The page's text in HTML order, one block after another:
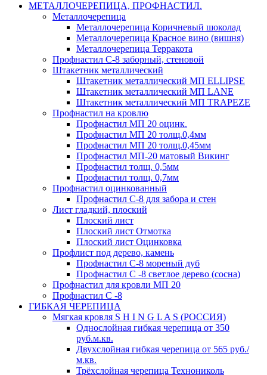
МЕТАЛЛОЧЕРЕПИЦА, ПРОФНАСТИЛ.
Металлочерепица
Металлочерепица Коричневый шоколад
Металлочерепица Красное вино (вишня)
Металлочерепица Терракота
Профнастил С-8 заборный, стеновой
Штакетник металлический
Штакетник металлический МП ELLIPSE
Штакетник металлический МП LАNE
Штакетник металлический МП TRAPEZE
Профнастил на кровлю
Профнастил МП 20 оцинк.
Профнастил МП 20 толщ.0,4мм
Профнастил МП 20 толщ.0,45мм
Профнастил МП-20 матовый Викинг
Профнастил толщ. 0,5мм
Профнастил толщ. 0,7мм
Профнастил оцинкованный
Профнастил С-8 для забора и стен
Лист гладкий, плоский
Плоский лист
Плоский лист Отмотка
Плоский лист Оцинковка
Профлист под дерево, камень
Профнастил С-8 мореный дуб
Профнастил С -8 светлое дерево (сосна)
Профнастил для кровли МП 20
Профнастил С -8
ГИБКАЯ ЧЕРЕПИЦА
Мягкая кровля S H I N G L A S (РОССИЯ)
Однослойная гибкая черепица от 350
руб.м.кв.
Двухслойная гибкая черепица от 565 руб./
м.кв.
Трёхслойная черепица Технониколь